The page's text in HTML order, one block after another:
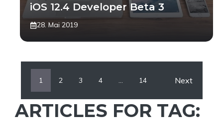
iOS 12.4 Developer Beta 3
28. Mai 2019
1 2 3 4 … 14 Next
ARTICLES FOR TAG: